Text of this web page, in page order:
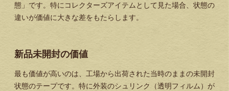
態」です。特にコレクターズアイテムとして見た場合、状態の
違いが価値に大きな差をもたらします。
新品未開封の価値
最も価値が高いのは、工場から出荷された当時のままの未開封
状態のテープです。特に外装のシュリンク（透明フィルム）が